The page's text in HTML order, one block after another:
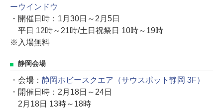
ーウインドウ
・開催日時：1月30日～2月5日
平日 12時～21時/土日祝祭日 10時～19時
※入場無料
静岡会場
・会場： 静岡ホビースクエア（サウスポット静岡 3F）
・開催日時：2月18日～24日
2月18日 13時～18時